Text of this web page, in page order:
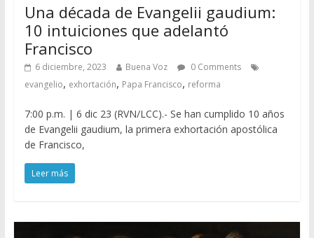
Una década de Evangelii gaudium:
10 intuiciones que adelantó
Francisco
6 diciembre, 2023 Buena Voz
0 Comments
evangelio, exhortación, Papa Francisco, reforma
7:00 p.m. | 6 dic 23 (RVN/LCC).- Se han cumplido 10 años
de Evangelii gaudium, la primera exhortación apostólica
de Francisco,
Leer más